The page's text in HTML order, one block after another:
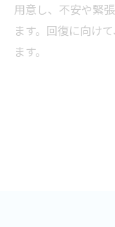
用意し、不安や緊
ます。回復に向け
ます。